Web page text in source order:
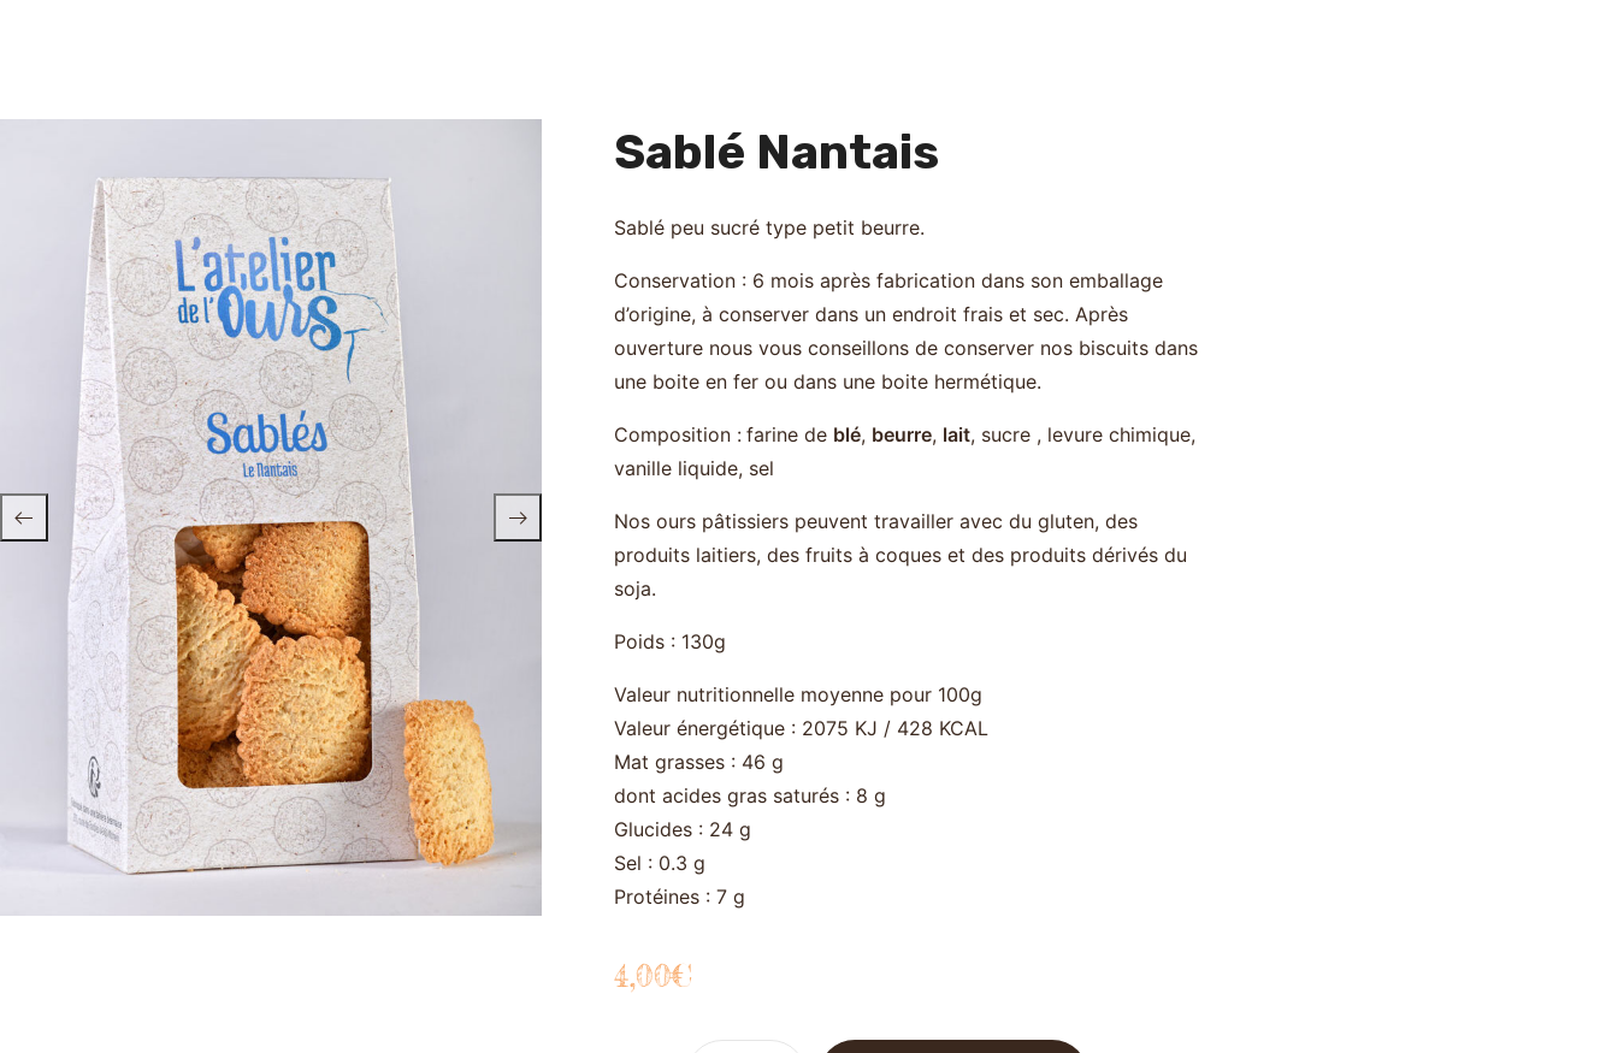
Sablé Nantais
Sablé peu sucré type petit beurre.
Conservation : 6 mois après fabrication dans son emballage
d’origine, à conserver dans un endroit frais et sec. Après
ouverture nous vous conseillons de conserver nos biscuits dans
une boite en fer ou dans une boite hermétique.
Composition : farine de blé, beurre, lait, sucre , levure chimique,
vanille liquide, sel
Nos ours pâtissiers peuvent travailler avec du gluten, des
produits laitiers, des fruits à coques et des produits dérivés du
soja.
Poids : 130g
Valeur nutritionnelle moyenne pour 100g
Valeur énergétique : 2075 KJ / 428 KCAL
Mat grasses : 46 g
dont acides gras saturés : 8 g
Glucides : 24 g
Sel : 0.3 g
Protéines : 7 g
4,00€